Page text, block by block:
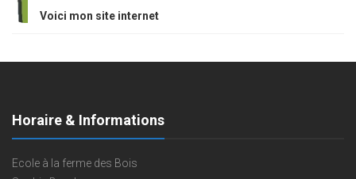
Voici mon site internet
Horaire & Informations
Ecole à la ferme des Bois